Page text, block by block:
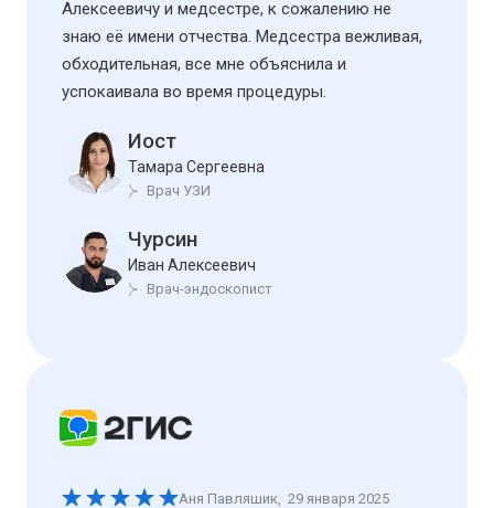
Алексеевичу и медсестре, к сожалению не
знаю её имени отчества. Медсестра вежливая,
обходительная, все мне объяснила и
успокаивала во время процедуры.
Иост
Тамара Сергеевна
Врач УЗИ
Чурсин
Иван Алексеевич
Врач-эндоскопист
Аня Павляшик 29 января 2025